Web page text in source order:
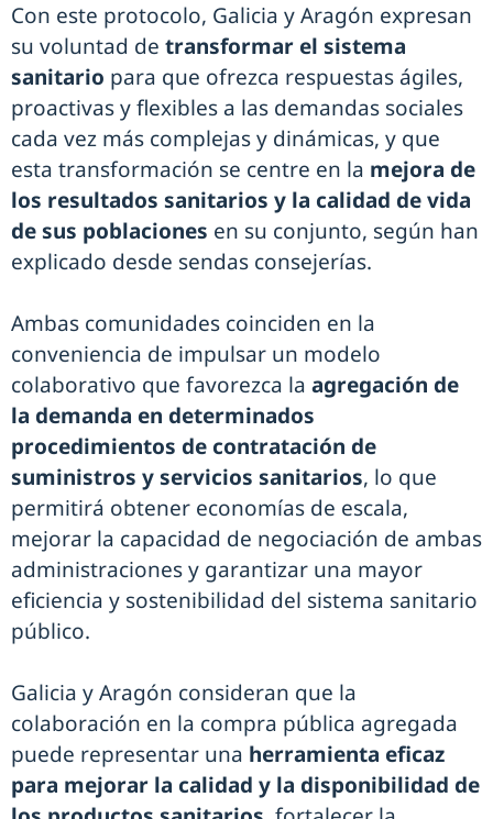
Con este protocolo, Galicia y Aragón expresan
su voluntad de transformar el sistema
sanitario para que ofrezca respuestas ágiles,
proactivas y flexibles a las demandas sociales
cada vez más complejas y dinámicas, y que
esta transformación se centre en la mejora de
los resultados sanitarios y la calidad de vida
de sus poblaciones en su conjunto, según han
explicado desde sendas consejerías.
Ambas comunidades coinciden en la
conveniencia de impulsar un modelo
colaborativo que favorezca la agregación de
la demanda en determinados
procedimientos de contratación de
suministros y servicios sanitarios, lo que
permitirá obtener economías de escala,
mejorar la capacidad de negociación de ambas
administraciones y garantizar una mayor
eficiencia y sostenibilidad del sistema sanitario
público.
Galicia y Aragón consideran que la
colaboración en la compra pública agregada
puede representar una herramienta eficaz
para mejorar la calidad y la disponibilidad de